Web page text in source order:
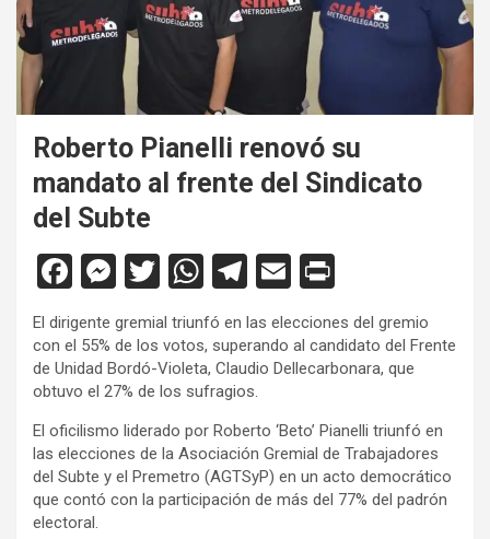
Roberto Pianelli renovó su
mandato al frente del Sindicato
del Subte
F
ce
b
o
o
k
M
se
n
g
er
T
wi
tt
er
W
h
at
s
A
p
p
T
el
e
gr
a
m
E
m
ail
in
tF
ri
n
dl
y
El dirigente gremial triunfó en las elecciones del gremio
con el 55% de los votos, superando al candidato del Frente
de Unidad Bordó-Violeta, Claudio Dellecarbonara, que
obtuvo el 27% de los sufragios.
El oficilismo liderado por Roberto ‘Beto’ Pianelli triunfó en
las elecciones de la Asociación Gremial de Trabajadores
del Subte y el Premetro (AGTSyP) en un acto democrático
que contó con la participación de más del 77% del padrón
electoral.